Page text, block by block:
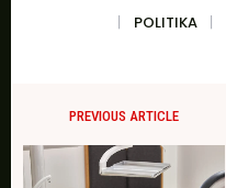
POLITIKA
PREVIOUS ARTICLE